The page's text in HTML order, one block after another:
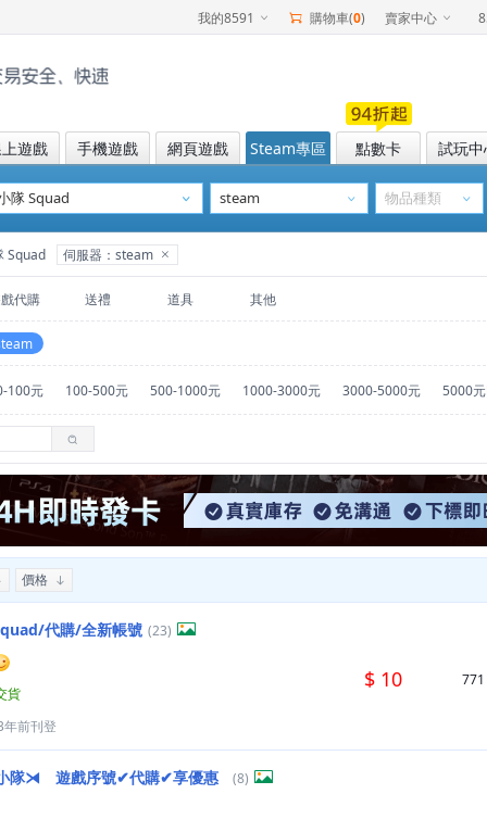
我的8591 購物車(0) 賣家中心
遊戲 手機遊戲 網頁遊戲 Steam專區 點數卡 試玩
Squad 伺服器：steam
代購 送禮 道具 其他
100元 100-500元 500-1000元 1000-3000元 3000-5000元 5000
價格
代購/全新帳號 (23)
貨
年前刊登
$ 10 771
隊⧕ 遊戲序號✔代購✔享優惠
(8)